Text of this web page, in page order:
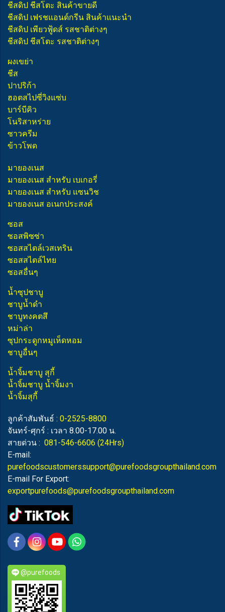
ชีสดิป ชีสโตะ สินค้าขายดี
ชีสดิป เฟรชแอนด์กรีน สินค้าแนะนำ
ชีสดิป เพียวฟู้ดส์ รสชาติต่างๆ
ชีสดิป ชีสโตะ รสชาติต่างๆ
ผงเขย่า
ชีส
ปาปริก้า
ฮอตสไปซี่วิงแซ่บ
บาร์บีคิว
โนริสาหร่าย
ซาวครีม
ข้าวโพด
มายองเนส
มายองเนส สำหรับ เบเกอรี่
มายองเนส สำหรับ แซนวิช
มายองเนส อเนกประสงค์
ซอส
ซอสพิซซ่า
ซอสสไตล์เวสเทริน
ซอสสไตล์ไทย
ซอสอื่นๆ
น้ำซุปชาบู
ชาบูน้ำดำ
ชาบูทงคตสึ
หม่าล่า
ซุปกระดูกหมูเห็ดหอม
ชาบูอื่นๆ
น้ำจิ้มชาบู สุกี้
น้ำจิ้มชาบู น้ำจิ้มงา
น้ำจิ้มสุกี้
ลูกค้าสัมพันธ์ : 0-2525-8800
จันทร์-ศุกร์ : เวลา 8.00-17.00 น.
สายด่วน : 081-546-6606 (24Hrs)
E-mail:
purefoodscustomerssupport@purefoodsgroupthailand.com
E-mail For Export:
exportpurefoods@purefoodsgroupthailand.com
@purefoods